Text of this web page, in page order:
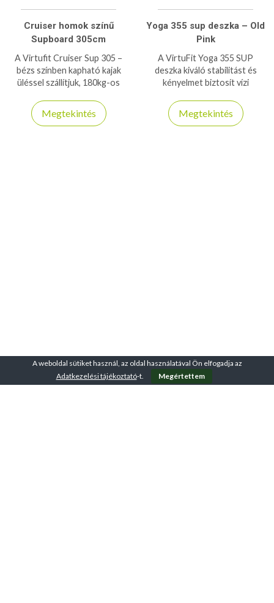
Cruiser homok színű
Supboard 305cm
A Virtufit Cruiser Sup 305 –
bézs színben kapható kajak
üléssel szállítjuk, 180kg-os
biztonságos deszka!
Megtekintés
Yoga 355 sup deszka – Old
Pink
A VirtuFit Yoga 355 SUP
deszka kiváló stabilitást és
kényelmet biztosít vízi
Tartós, felfújható kialakítás
minden szintű evezősnek.
Megtekintés
A weboldal sütiket használ, az oldal használatával Ön elfogadja az
Adatkezelési tájékoztató-t. Megértettem